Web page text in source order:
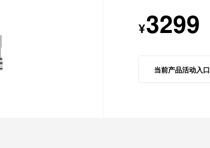
¥3299
当前产品活动入口